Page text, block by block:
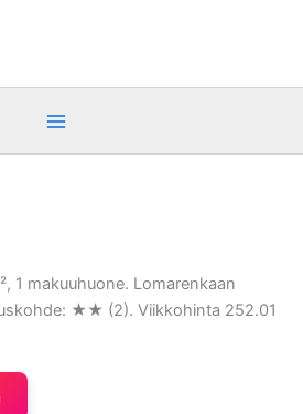
1 makuuhuone. Lomarenkaan
★★ (2). Viikkohinta 252.01